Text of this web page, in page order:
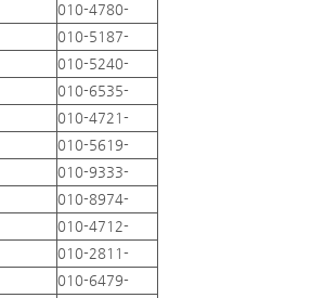
010-4780-
010-5187-
010-5240-
010-6535-
010-4721-
010-5619-
010-9333-
010-8974-
010-4712-
010-2811-
010-6479-